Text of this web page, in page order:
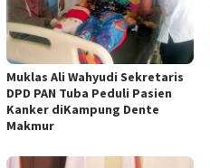
Muklas Ali Wahyudi Sekretaris
DPD PAN Tuba Peduli Pasien
Kanker diKampung Dente
Makmur